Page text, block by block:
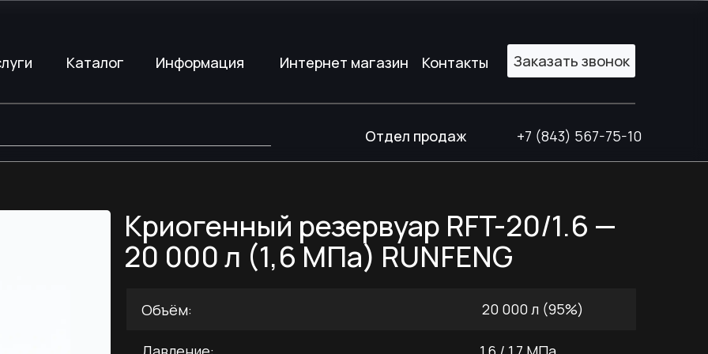
Отдел продаж +7 (843) 567-75-10
Заказать звонок
Каталог Информация Интернет магазин Контакты
Интернет магазин Контакты
Каталог Информация Заказать звонок
Криогенный резервуар RFT-20/1.6 —
20 000 л (1,6 МПа) RUNFENG
Объём: 20 000 л (95%)